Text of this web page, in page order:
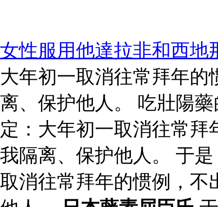
女性服用他達拉非和西地
大年初一取消往常拜年
离、保护他人。 吃壯陽
定：大年初一取消往常
我隔离、保护他人。 于
取消往常拜年的惯例，不